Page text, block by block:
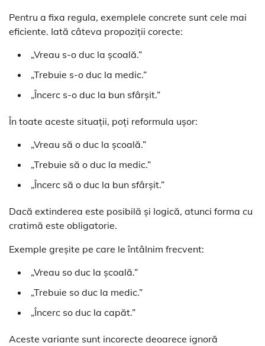
Pentru a fixa regula, exemplele concrete sunt cele mai
eficiente. Iată câteva propoziții corecte:
„Vreau s-o duc la școală.”
„Trebuie s-o duc la medic.”
„Încerc s-o duc la bun sfârșit.”
În toate aceste situații, poți reformula ușor:
„Vreau să o duc la școală.”
„Trebuie să o duc la medic.”
„Încerc să o duc la bun sfârșit.”
Dacă extinderea este posibilă și logică, atunci forma cu
cratimă este obligatorie.
Exemple greșite pe care le întâlnim frecvent:
„Vreau so duc la școală.”
„Trebuie so duc la medic.”
„Încerc so duc la capăt.”
Aceste variante sunt incorecte deoarece ignoră